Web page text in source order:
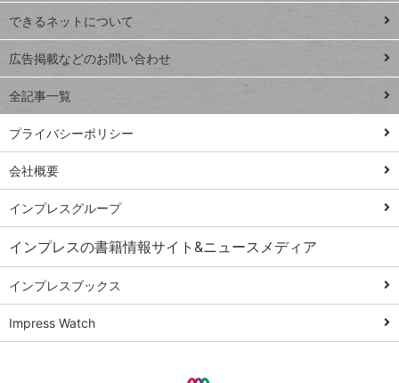
close
閉じ
る
Excel Q&A
トイアンナ流仕
事術
PowerAutomate
ではじめる業務
の完全自動化
AI議事録作成術
Windows 11
Q&A
Teams踏み込み
活用術
Excel講師の仕事
術
できるネットについて
広告掲載などのお問い合わせ
全記事一覧
プライバシーポリシー
会社概要
インプレスグループ
インプレスの書籍情報サイト&ニュースメディア
インプレスブックス
Impress Watch